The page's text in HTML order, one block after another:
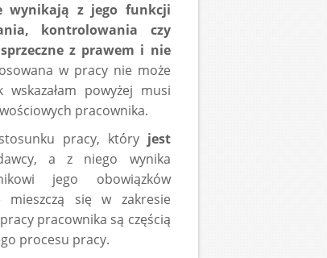
wynikają z jego funkcji
kontrolowania czy
z prawem i nie
w pracy nie może
powyżej musi
pracownika.
pracy, który jest
a z niego wynika
jego obowiązków
mieszczą się w zakresie
pracownika są częścią
procesu pracy.